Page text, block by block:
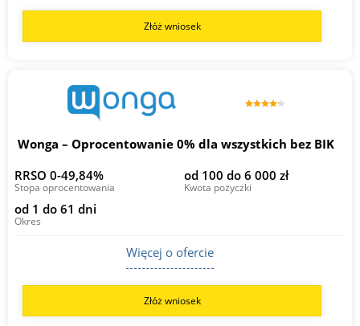
Złóż wniosek
Wonga – Oprocentowanie 0% dla wszystkich bez BIK
RRSO 0-49,84%
Stopa oprocentowania
od 100 do 6 000 zł
Kwota pożyczki
od 1 do 61 dni
Okres
Więcej o ofercie
Złóż wniosek